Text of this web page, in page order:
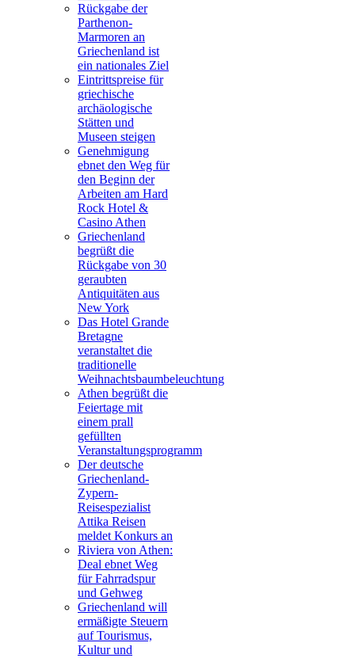
Rückgabe der
Parthenon-
Marmoren an
Griechenland ist
ein nationales Ziel
Eintrittspreise für
griechische
archäologische
Stätten und
Museen steigen
Genehmigung
ebnet den Weg für
den Beginn der
Arbeiten am Hard
Rock Hotel &
Casino Athen
Griechenland
begrüßt die
Rückgabe von 30
geraubten
Antiquitäten aus
New York
Das Hotel Grande
Bretagne
veranstaltet die
traditionelle
Weihnachtsbaumbeleuchtung
Athen begrüßt die
Feiertage mit
einem prall
gefüllten
Veranstaltungsprogramm
Der deutsche
Griechenland-
Zypern-
Reisespezialist
Attika Reisen
meldet Konkurs an
Riviera von Athen:
Deal ebnet Weg
für Fahrradspur
und Gehweg
Griechenland will
ermäßigte Steuern
auf Tourismus,
Kultur und